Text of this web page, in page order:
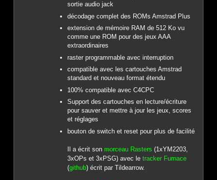
sortie audio jack
décodage complet des ROMs Amstrad Plus
extension de mémoire RAM de 512 Ko vu
comme une ROM pour des jeux AAA
extraordinaires
raster programmable avec interruption
compatible avec les cartouches Amstrad
standard et nouveau format étendu
100% compatible avec C4CPC
Support des cartouches en lecture/écriture
pour sauver et mettre à jour les jeux, scores
et réglages
bouton de switch et reset pour plus de facilité
Il a écrit son morceau Rasters (1xYM2203,
3xOPs et 3xPSG) avec le tracker Furnace
(github) écrit par Tildearrow.